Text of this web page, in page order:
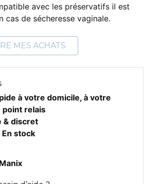
avec les préservatifs il est
cas de sécheresse vaginale.
MES ACHATS
à votre domicile, à votre
point relais
& discret
En stock
Manix